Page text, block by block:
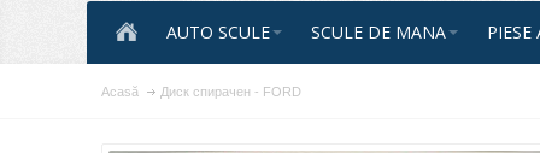
AUTO SCULE SCULE DE MANA
Acasă Диск спирачен - FORD